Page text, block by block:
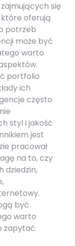
się
oferują
potrzeb
może być
warto
portfolio
ich
często
styl i jakość
jest
pracował
na to, czy
dziedzin,
być
warto
zapytać